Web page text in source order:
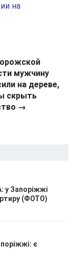
на
мужчину
на дереве,
скрыть
→
у Запоріжжі
(ФОТО)
є